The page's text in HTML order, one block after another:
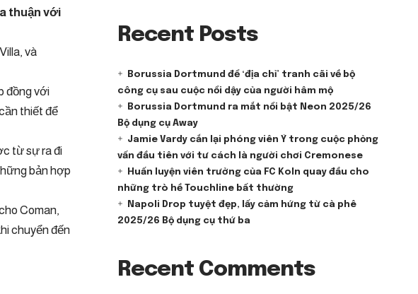
thuận với
và
đồng với
thiết để
từ sự ra đi
bản hợp
Coman,
chuyển đến
Recent Posts
Borussia Dortmund để ‘địa chỉ’ tranh cãi về bộ
công cụ sau cuộc nổi dậy của người hâm mộ
Borussia Dortmund ra mắt nổi bật Neon 2025/26
Bộ dụng cụ Away
Jamie Vardy cắn lại phóng viên Ý trong cuộc phỏng
vấn đầu tiên với tư cách là người chơi Cremonese
Huấn luyện viên trưởng của FC Koln quay đầu cho
những trò hề Touchline bất thường
Napoli Drop tuyệt đẹp, lấy cảm hứng từ cà phê
2025/26 Bộ dụng cụ thứ ba
Recent Comments